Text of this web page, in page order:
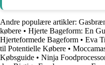
Andre populære artikler:
købere • Hjerte Bageform: En
Hjerteformede Bageform • Eva
til Potentielle Købere •
Købsguide • Ninja